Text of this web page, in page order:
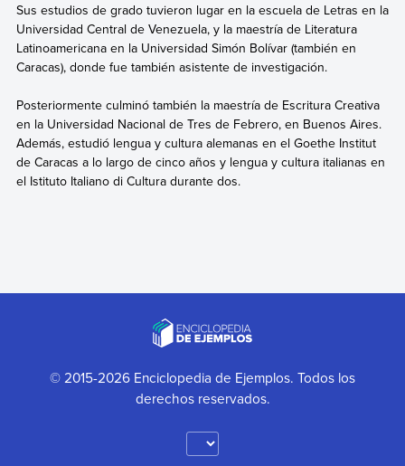
Sus estudios de grado tuvieron lugar en la escuela de Letras en la
Universidad Central de Venezuela, y la maestría de Literatura
Latinoamericana en la Universidad Simón Bolívar (también en
Caracas), donde fue también asistente de investigación.
Posteriormente culminó también la maestría de Escritura Creativa
en la Universidad Nacional de Tres de Febrero, en Buenos Aires.
Además, estudió lengua y cultura alemanas en el Goethe Institut
de Caracas a lo largo de cinco años y lengua y cultura italianas en
el Istituto Italiano di Cultura durante dos.
© 2015-2026 Enciclopedia de Ejemplos. Todos los
derechos reservados.